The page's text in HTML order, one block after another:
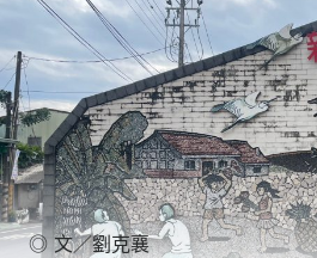
◎ 文／劉克襄